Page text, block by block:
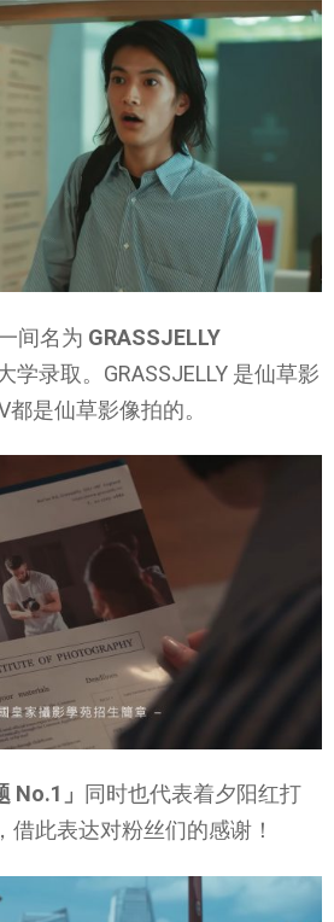
间名为 GRASSJELLY
学录取。GRASSJELLY 是仙草影
是仙草影像拍的。
No.1」
同时也代表着夕阳红打
借此表达对粉丝们的感谢！